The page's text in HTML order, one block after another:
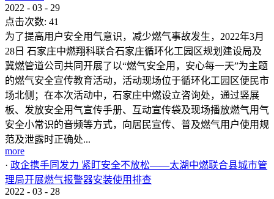
2022 - 03 - 29
点击次数: 41
为了提高用户安全用气意识，减少燃气事故发生，2022年3月
28日 石家庄中燃翔科联合石家庄循环化工园区规划建设局及
冀燃管道公司共同开展了以“燃气安全用，安心每一天”为主题
的燃气安全宣传教育活动，活动现场位于循环化工园区便民市
场北侧；在本次活动中，石家庄中燃设立咨询处，通过竖展
板、发放安全用气宣传手册、互动宣传袋及现场播放燃气用气
安全小常识的音频等方式，向居民宣传、普及燃气用户使用规
范及泄露时正确处...
more
· 政企携手同发力 紧盯安全不放松——太湖中燃联合县城市管
理局开展燃气报警器安装使用排查
2022 - 03 - 28